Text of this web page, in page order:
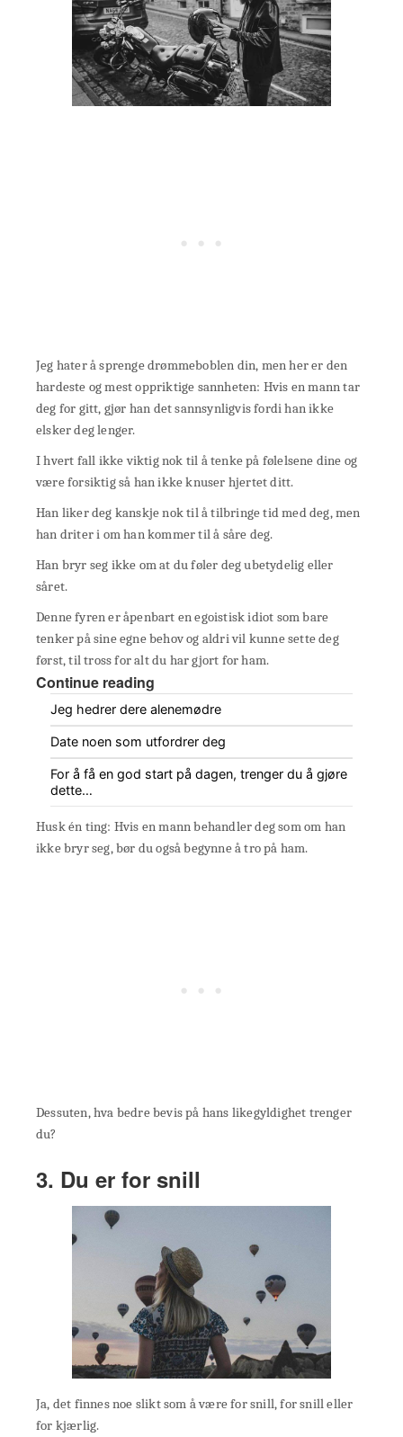
Jeg hater å sprenge drømmeboblen din, men her er den
hardeste og mest oppriktige sannheten: Hvis en mann tar
deg for gitt, gjør han det sannsynligvis fordi han ikke
elsker deg lenger.
I hvert fall ikke viktig nok til å tenke på følelsene dine og
være forsiktig så han ikke knuser hjertet ditt.
Han liker deg kanskje nok til å tilbringe tid med deg, men
han driter i om han kommer til å såre deg.
Han bryr seg ikke om at du føler deg ubetydelig eller
såret.
Denne fyren er åpenbart en egoistisk idiot som bare
tenker på sine egne behov og aldri vil kunne sette deg
først, til tross for alt du har gjort for ham.
Continue reading
Jeg hedrer dere alenemødre
Date noen som utfordrer deg
For å få en god start på dagen, trenger du å gjøre
dette…
Husk én ting: Hvis en mann behandler deg som om han
ikke bryr seg, bør du også begynne å tro på ham.
Dessuten, hva bedre bevis på hans likegyldighet trenger
du?
3. Du er for snill
Ja, det finnes noe slikt som å være for snill, for snill eller
for kjærlig.